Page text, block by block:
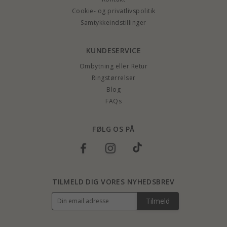
Cookie- og privatlivspolitik
Samtykkeindstillinger
KUNDESERVICE
Ombytning eller Retur
Ringstørrelser
Blog
FAQs
FØLG OS PÅ
TILMELD DIG VORES NYHEDSBREV
Tilmeld